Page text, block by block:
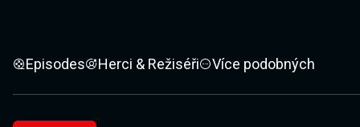
Episodes Herci & Režiséři Více podobných